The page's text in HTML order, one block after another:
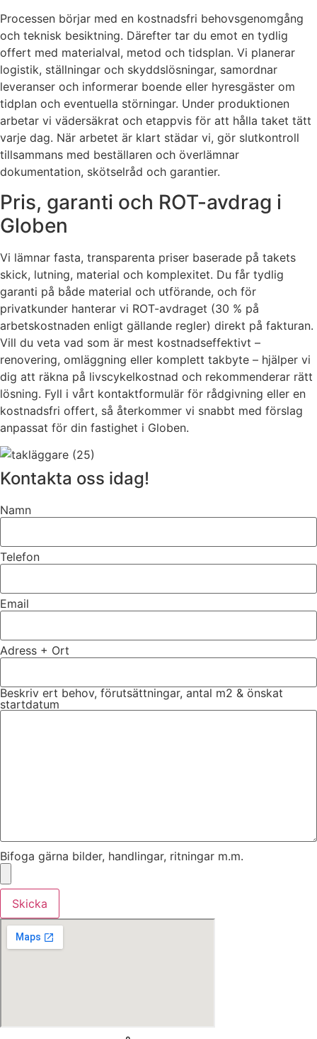
Processen börjar med en kostnadsfri behovsgenomgång
och teknisk besiktning. Därefter tar du emot en tydlig
offert med materialval, metod och tidsplan. Vi planerar
logistik, ställningar och skyddslösningar, samordnar
leveranser och informerar boende eller hyresgäster om
tidplan och eventuella störningar. Under produktionen
arbetar vi vädersäkrat och etappvis för att hålla taket tätt
varje dag. När arbetet är klart städar vi, gör slutkontroll
tillsammans med beställaren och överlämnar
dokumentation, skötselråd och garantier.
Pris, garanti och ROT-avdrag i
Globen
Vi lämnar fasta, transparenta priser baserade på takets
skick, lutning, material och komplexitet. Du får tydlig
garanti på både material och utförande, och för
privatkunder hanterar vi ROT-avdraget (30 % på
arbetskostnaden enligt gällande regler) direkt på fakturan.
Vill du veta vad som är mest kostnadseffektivt –
renovering, omläggning eller komplett takbyte – hjälper vi
dig att räkna på livscykelkostnad och rekommenderar rätt
lösning. Fyll i vårt kontaktformulär för rådgivning eller en
kostnadsfri offert, så återkommer vi snabbt med förslag
anpassat för din fastighet i Globen.
Kontakta oss idag!
Namn
Telefon
Email
Adress + Ort
Beskriv ert behov, förutsättningar, antal m2 & önskat
startdatum
Bifoga gärna bilder, handlingar, ritningar m.m.
Skicka